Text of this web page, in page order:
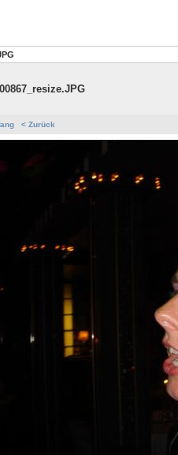
< Zurück